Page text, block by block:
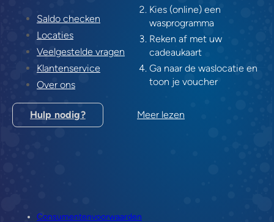
Saldo checken
Locaties
Veelgestelde vragen
Klantenservice
Over ons
Hulp nodig?
Kies (online) een
wasprogramma
Reken af met uw
cadeaukaart
Ga naar de waslocatie en
toon je voucher
Meer lezen
Consumentenvoorwaarden